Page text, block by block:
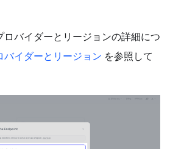
バイダーとリージョンの詳細につ
バイダーとリージョン を参照して